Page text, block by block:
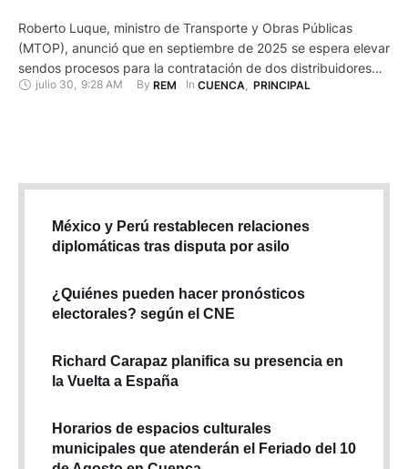
Roberto Luque, ministro de Transporte y Obras Públicas
(MTOP), anunció que en septiembre de 2025 se espera elevar
sendos procesos para la contratación de dos distribuidores
de tráfico más en Cuenca. El anuncio lo hizo durante una
julio 30, 9:28 AM By REM In CUENCA PRINCIPAL
México y Perú restablecen relaciones
diplomáticas tras disputa por asilo
¿Quiénes pueden hacer pronósticos
electorales? según el CNE
Richard Carapaz planifica su presencia en
la Vuelta a España
Horarios de espacios culturales
municipales que atenderán el Feriado del 10